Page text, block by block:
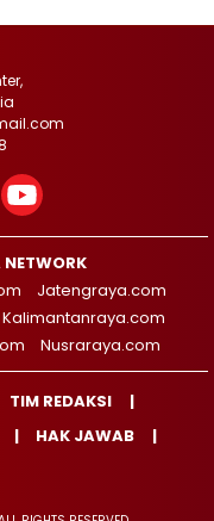
Jatengraya.com
Kalimantanraya.com
Nusraraya.com
TIM REDAKSI
HAK JAWAB